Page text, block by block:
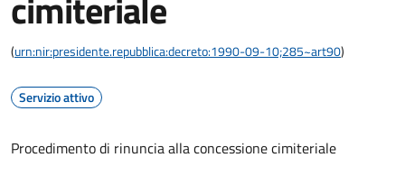
(urn:nir:presidente.repubblica:decreto:1990-09-10;285~art90)
Servizio attivo
Procedimento di rinuncia alla concessione cimiteriale